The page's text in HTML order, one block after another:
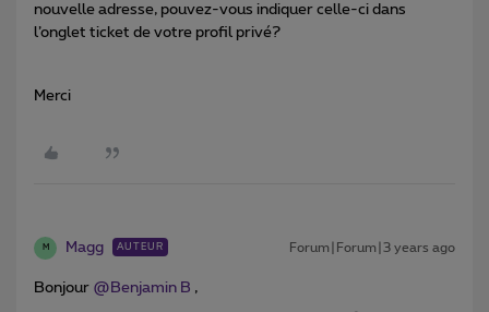
nouvelle adresse, pouvez-vous indiquer celle-ci dans
l’onglet ticket de votre profil privé?
Merci
M Magg AUTEUR Forum|Forum|3 years ago
Bonjour @Benjamin B ,